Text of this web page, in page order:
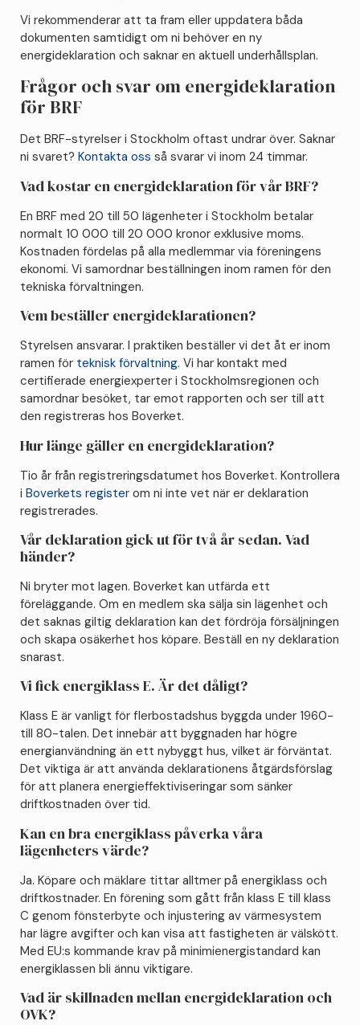
Vi rekommenderar att ta fram eller uppdatera båda
dokumenten samtidigt om ni behöver en ny
energideklaration och saknar en aktuell underhållsplan.
Frågor och svar om energideklaration
för BRF
Det BRF-styrelser i Stockholm oftast undrar över. Saknar
ni svaret? Kontakta oss så svarar vi inom 24 timmar.
Vad kostar en energideklaration för vår BRF?
En BRF med 20 till 50 lägenheter i Stockholm betalar
normalt 10 000 till 20 000 kronor exklusive moms.
Kostnaden fördelas på alla medlemmar via föreningens
ekonomi. Vi samordnar beställningen inom ramen för den
tekniska förvaltningen.
Vem beställer energideklarationen?
Styrelsen ansvarar. I praktiken beställer vi det åt er inom
ramen för teknisk förvaltning. Vi har kontakt med
certifierade energiexperter i Stockholmsregionen och
samordnar besöket, tar emot rapporten och ser till att
den registreras hos Boverket.
Hur länge gäller en energideklaration?
Tio år från registreringsdatumet hos Boverket. Kontrollera
i Boverkets register om ni inte vet när er deklaration
registrerades.
Vår deklaration gick ut för två år sedan. Vad
händer?
Ni bryter mot lagen. Boverket kan utfärda ett
föreläggande. Om en medlem ska sälja sin lägenhet och
det saknas giltig deklaration kan det fördröja försäljningen
och skapa osäkerhet hos köpare. Beställ en ny deklaration
snarast.
Vi fick energiklass E. Är det dåligt?
Klass E är vanligt för flerbostadshus byggda under 1960-
till 80-talen. Det innebär att byggnaden har högre
energianvändning än ett nybyggt hus, vilket är förväntat.
Det viktiga är att använda deklarationens åtgärdsförslag
för att planera energieffektiviseringar som sänker
driftkostnaden över tid.
Kan en bra energiklass påverka våra
lägenheters värde?
Ja. Köpare och mäklare tittar alltmer på energiklass och
driftkostnader. En förening som gått från klass E till klass
C genom fönsterbyte och injustering av värmesystem
har lägre avgifter och kan visa att fastigheten är välskött.
Med EU:s kommande krav på minimienergistandard kan
energiklassen bli ännu viktigare.
Vad är skillnaden mellan energideklaration och
OVK?